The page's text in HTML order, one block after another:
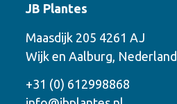
options suivantes
JB Plantes
Maasdijk 205 4261 AJ
Wijk en Aalburg, Nederland
+31 (0) 612998868